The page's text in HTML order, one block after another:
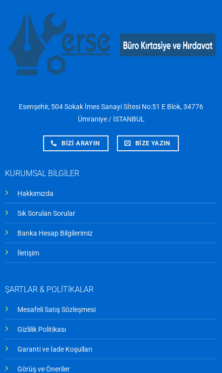
Esenşehir, 504 Sokak İmes Sanayi Sİtesi No:51 E Blok, 34776
Ümraniye / İSTANBUL
BİZİ ARAYIN BİZE YAZIN
KURUMSAL BİLGİLER
Hakkımızda
Sık Sorulan Sorular
Banka Hesap Bilgilerimiz
İletişim
ŞARTLAR & POLİTİKALAR
Mesafeli Satış Sözleşmesi
Gizlilik Politikası
Garanti ve İade Koşulları
Görüş ve Öneriler